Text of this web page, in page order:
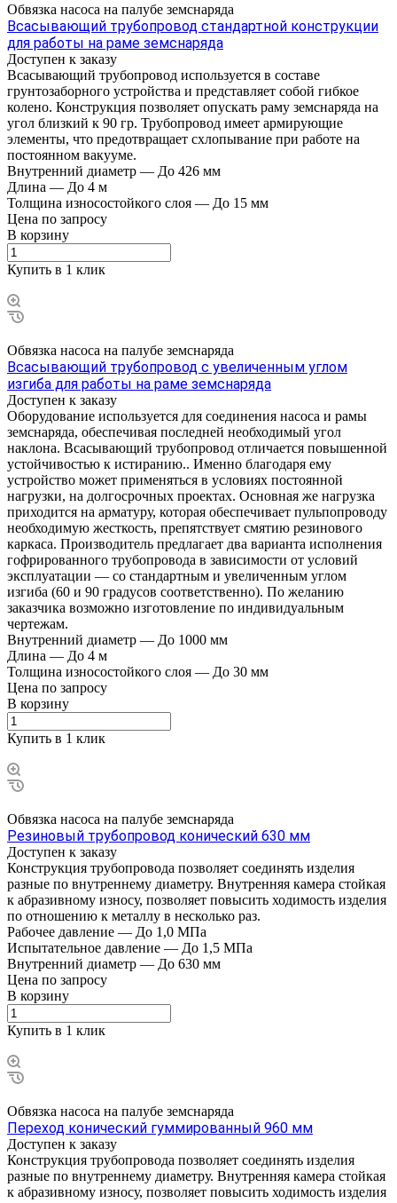
Обвязка насоса на палубе земснаряда
Всасывающий трубопровод стандартной конструкции
для работы на раме земснаряда
Доступен к заказу
Всасывающий трубопровод используется в составе
грунтозаборного устройства и представляет собой гибкое
колено. Конструкция позволяет опускать раму земснаряда на
угол близкий к 90 гр. Трубопровод имеет армирующие
элементы, что предотвращает схлопывание при работе на
постоянном вакууме.
Внутренний диаметр — До 426 мм
Длина — До 4 м
Толщина износостойкого слоя — До 15 мм
Цена по запросу
В корзину
Купить в 1 клик
Обвязка насоса на палубе земснаряда
Всасывающий трубопровод с увеличенным углом
изгиба для работы на раме земснаряда
Доступен к заказу
Оборудование используется для соединения насоса и рамы
земснаряда, обеспечивая последней необходимый угол
наклона. Всасывающий трубопровод отличается повышенной
устойчивостью к истиранию.. Именно благодаря ему
устройство может применяться в условиях постоянной
нагрузки, на долгосрочных проектах. Основная же нагрузка
приходится на арматуру, которая обеспечивает пульпопроводу
необходимую жесткость, препятствует смятию резинового
каркаса. Производитель предлагает два варианта исполнения
гофрированного трубопровода в зависимости от условий
эксплуатации — со стандартным и увеличенным углом
изгиба (60 и 90 градусов соответственно). По желанию
заказчика возможно изготовление по индивидуальным
чертежам.
Внутренний диаметр — До 1000 мм
Длина — До 4 м
Толщина износостойкого слоя — До 30 мм
Цена по запросу
В корзину
Купить в 1 клик
Обвязка насоса на палубе земснаряда
Резиновый трубопровод конический 630 мм
Доступен к заказу
Конструкция трубопровода позволяет соединять изделия
разные по внутреннему диаметру. Внутренняя камера стойкая
к абразивному износу, позволяет повысить ходимость изделия
по отношению к металлу в несколько раз.
Рабочее давление — До 1,0 МПа
Испытательное давление — До 1,5 МПа
Внутренний диаметр — До 630 мм
Цена по запросу
В корзину
Купить в 1 клик
Обвязка насоса на палубе земснаряда
Переход конический гуммированный 960 мм
Доступен к заказу
Конструкция трубопровода позволяет соединять изделия
разные по внутреннему диаметру. Внутренняя камера стойкая
к абразивному износу, позволяет повысить ходимость изделия